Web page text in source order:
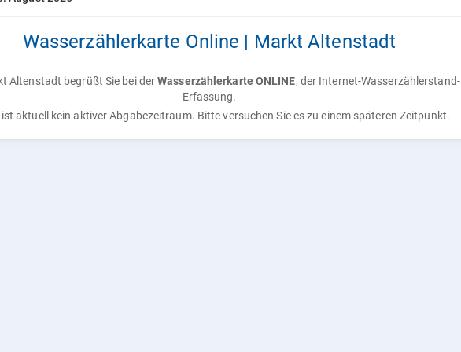
Wasserzählerkarte Online | Markt Altenstadt
Altenstadt begrüßt Sie bei derWasserzählerkarte ONLINE, der Internet-Wasserzählerstand-
Erfassung.
ist aktuell kein aktiver Abgabezeitraum. Bitte versuchen Sie es zu einem späteren Zeitpunkt.